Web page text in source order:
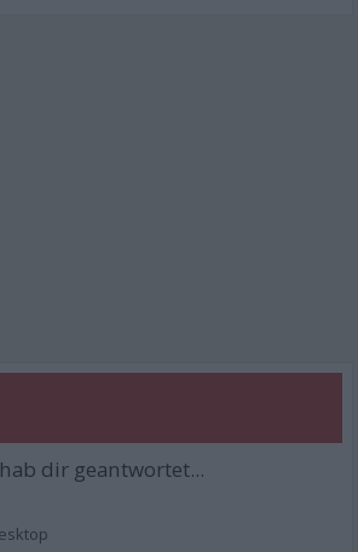
hab dir geantwortet...